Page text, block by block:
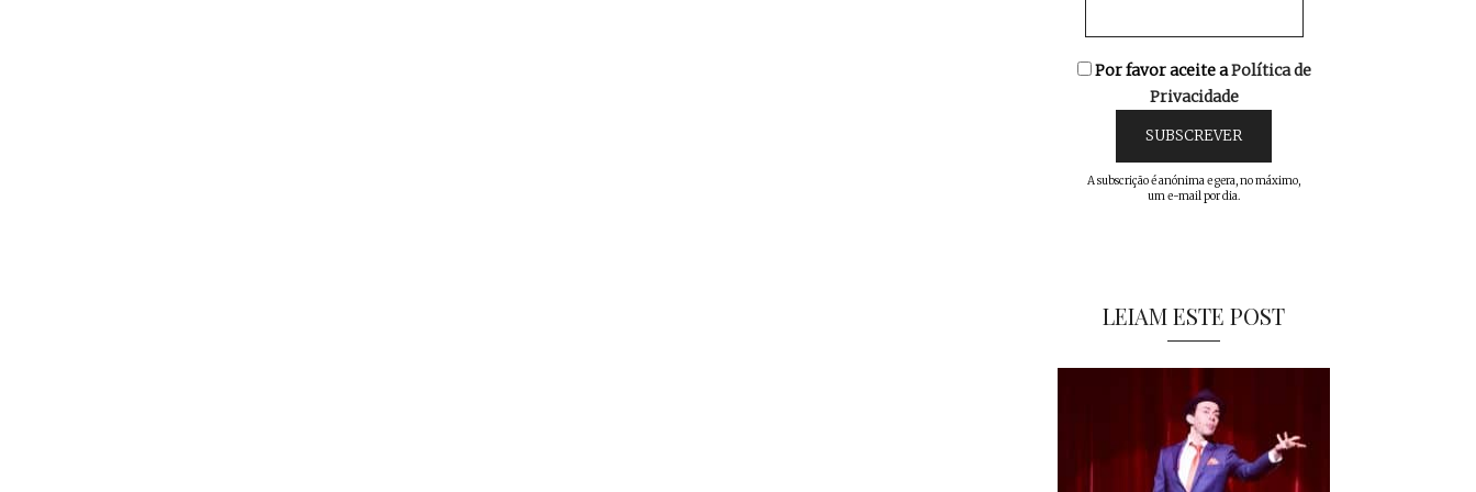
Por favor aceite aPolítica de
Privacidade
A subscrição é anónima e gera, no máximo,
um e-mail por dia.
LEIAM ESTE POST